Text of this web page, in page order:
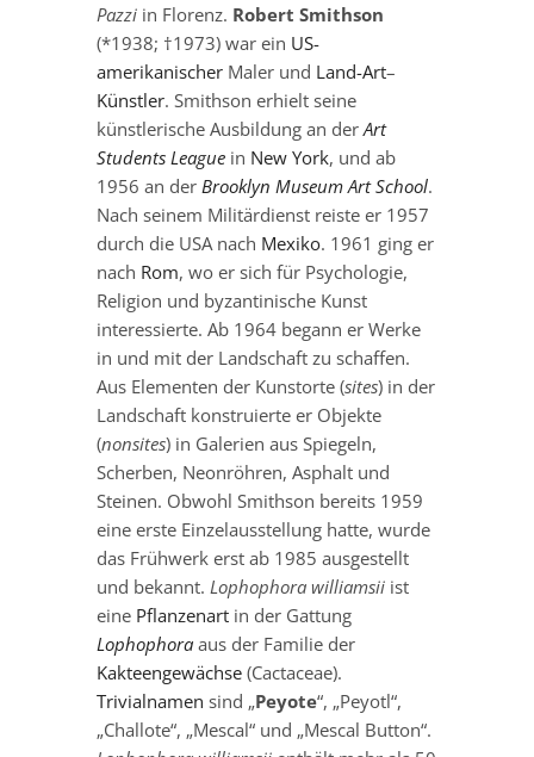
Pazziin Florenz. Robert Smithson
(*1938; †1973) war ein US-
amerikanischerMaler und Land-Art–
Künstler. Smithson erhielt seine
künstlerische Ausbildung an derArt
Students Leaguein New York, und ab
1956 an der Brooklyn Museum Art School.
Nach seinem Militärdienst reiste er 1957
durch die USA nach Mexiko. 1961 ging er
nach Rom, wo er sich für Psychologie,
Religion und byzantinische Kunst
interessierte. Ab 1964 begann er Werke
in und mit der Landschaft zu schaffen.
Aus Elementen der Kunstorte (sites) in der
Landschaft konstruierte er Objekte
(nonsites) in Galerien aus Spiegeln,
Scherben, Neonröhren, Asphalt und
Steinen. Obwohl Smithson bereits 1959
eine erste Einzelausstellung hatte, wurde
das Frühwerk erst ab 1985 ausgestellt
und bekannt. Lophophora williamsiiist
eine Pflanzenartin der Gattung
Lophophoraaus der Familie der
Kakteengewächse(Cactaceae).
Trivialnamen sind „Peyote“, „Peyotl“,
„Challote“, „Mescal“ und „Mescal Button“.